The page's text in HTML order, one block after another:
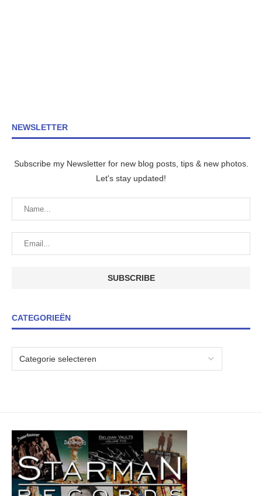
NEWSLETTER
Subscribe my Newsletter for new blog posts, tips & new photos.
Let's stay updated!
CATEGORIEËN